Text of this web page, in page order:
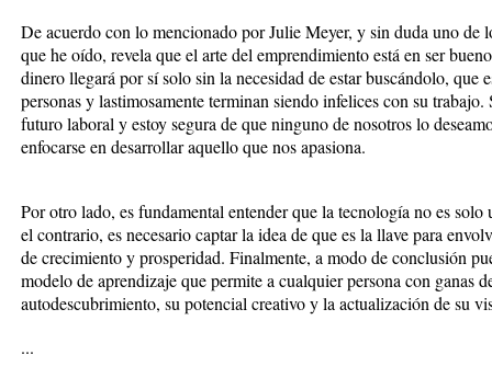
De acuerdo con lo mencionado por Julie Meyer, y sin duda uno de
que he oído, revela que el arte del emprendimiento está en ser
dinero llegará por sí solo sin la necesidad de estar buscándolo, que
personas y lastimosamente terminan siendo infelices con su
futuro laboral y estoy segura de que ninguno de nosotros lo
enfocarse en desarrollar aquello que nos apasiona.
Por otro lado, es fundamental entender que la tecnología no es
el contrario, es necesario captar la idea de que es la llave para
de crecimiento y prosperidad. Finalmente, a modo de conclusión
modelo de aprendizaje que permite a cualquier persona con ganas
autodescubrimiento, su potencial creativo y la actualización de su
...